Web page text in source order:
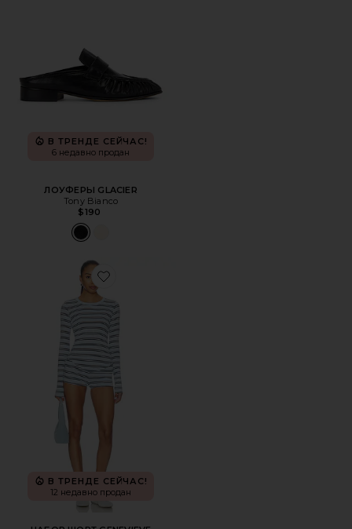
В ТРЕНДЕ СЕЙЧАС!
6 недавно продан
ЛОУФЕРЫ GLACIER
Tony Bianco
$190
Favorite НАБОР ШОРТ GENEVIEVE
В ТРЕНДЕ СЕЙЧАС!
12 недавно продан